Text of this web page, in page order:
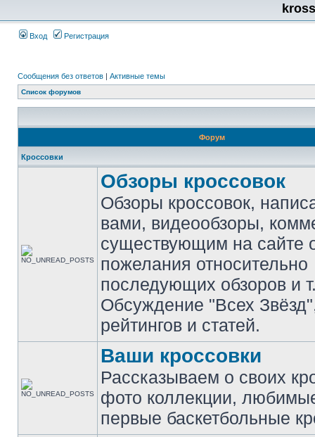
Вход Регистрация
Сообщения без ответов | Активные темы
Список форумов
Форум
Кроссовки
Обзоры кроссовок
Обзоры кроссовок,
вами, видеообзоры,
существующим на сайте
пожелания относительно
последующих обзоров и
Обсуждение "Всех
рейтингов и статей.
Ваши кроссовки
Рассказываем о своих
фото коллекции,
первые баскетбольные